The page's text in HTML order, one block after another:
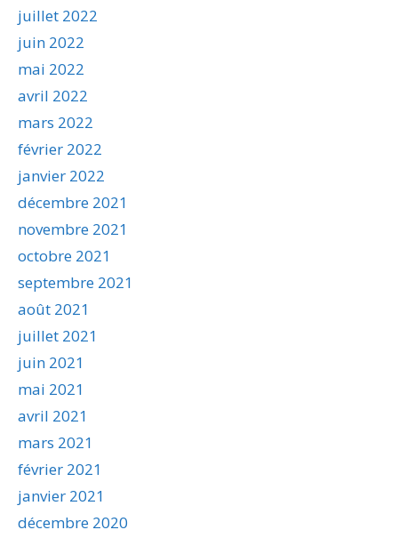
juillet 2022
juin 2022
mai 2022
avril 2022
mars 2022
février 2022
janvier 2022
décembre 2021
novembre 2021
octobre 2021
septembre 2021
août 2021
juillet 2021
juin 2021
mai 2021
avril 2021
mars 2021
février 2021
janvier 2021
décembre 2020